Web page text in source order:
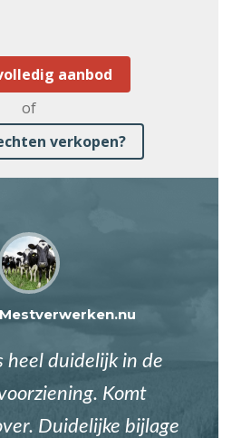
aanbod
of
verkopen?
Mestverwerken.nu
heel duidelijk in de
Komt
Duidelijke bijlage